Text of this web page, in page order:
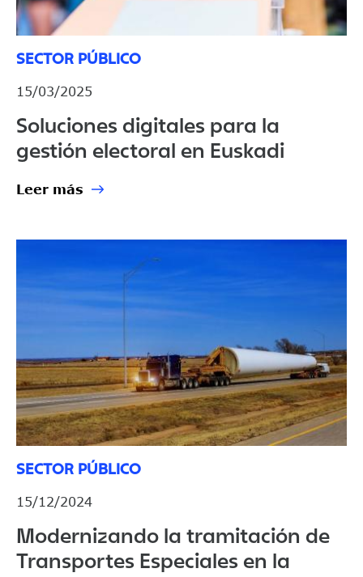
SECTOR PÚBLICO
15/03/2025
Soluciones digitales para la
gestión electoral en Euskadi
Leer más
SECTOR PÚBLICO
15/12/2024
Modernizando la tramitación de
Transportes Especiales en la